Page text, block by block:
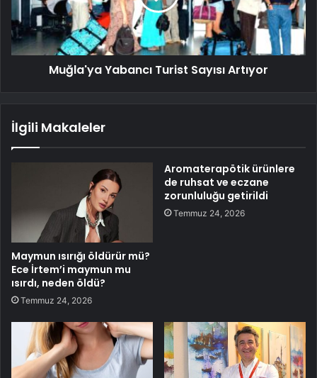
Muğla'ya Yabancı Turist Sayısı Artıyor
İlgili Makaleler
Maymun ısırığı öldürür mü?
Ece İrtem’i maymun mu
ısırdı, neden öldü?
Temmuz 24, 2026
Aromaterapötik ürünlere
de ruhsat ve eczane
zorunluluğu getirildi
Temmuz 24, 2026